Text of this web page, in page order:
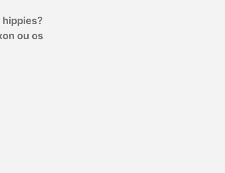
ou os